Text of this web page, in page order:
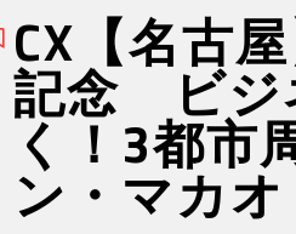
CX【名古
記念 ビジ
く！3都市
ン・マカオ